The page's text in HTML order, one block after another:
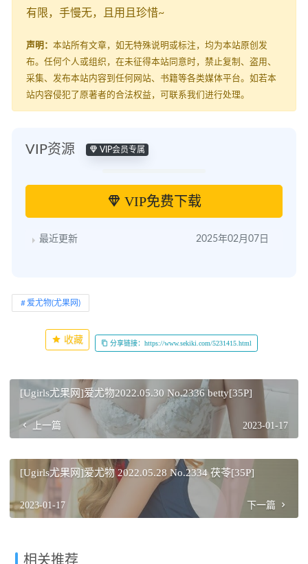
有限，手慢无，且用且珍惜~
声明： 本站所有文章，如无特殊说明或标注，均为本站原创发
布。任何个人或组织，在未征得本站同意时，禁止复制、盗用、
采集、发布本站内容到任何网站、书籍等各类媒体平台。如若本
站内容侵犯了原著者的合法权益，可联系我们进行处理。
VIP资源 VIP会员专属
VIP免费下载
最近更新 2025年02月07日
爱尤物(尤果网)
收藏 分享链接：https://www.sekiki.com/5231415.html
[Ugirls尤果网]爱尤物2022.05.30 No.2336 betty[35P]
上一篇 2023-01-17
[Ugirls尤果网]爱尤物 2022.05.28 No.2334 茯苓[35P]
2023-01-17 下一篇
相关推荐